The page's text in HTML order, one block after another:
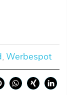
, Werbespot